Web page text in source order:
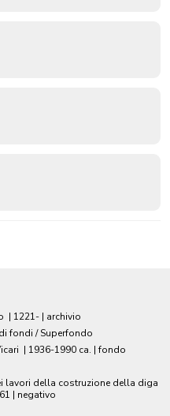
| 1221- | archivio
fondi / Superfondo
| 1936-1990 ca. | fondo
lavori della costruzione della diga
| negativo